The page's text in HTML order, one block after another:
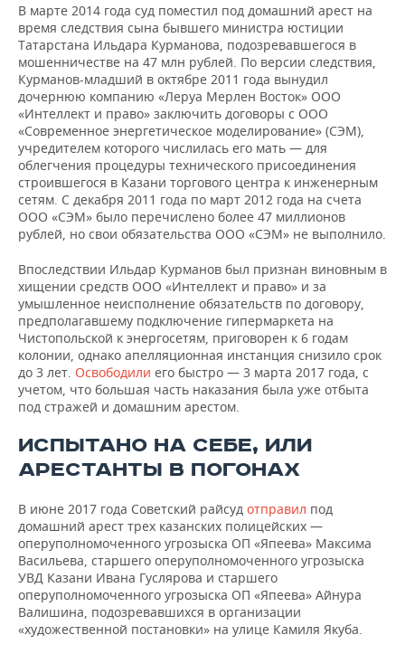
В марте 2014 года суд поместил под домашний арест на
время следствия сына бывшего министра юстиции
Татарстана Ильдара Курманова, подозревавшегося в
мошенничестве на 47 млн рублей. По версии следствия,
Курманов-младший в октябре 2011 года вынудил
дочернюю компанию «Леруа Мерлен Восток» ООО
«Интеллект и право» заключить договоры с ООО
«Современное энергетическое моделирование» (СЭМ),
учредителем которого числилась его мать — для
облегчения процедуры технического присоединения
строившегося в Казани торгового центра к инженерным
сетям. С декабря 2011 года по март 2012 года на счета
ООО «СЭМ» было перечислено более 47 миллионов
рублей, но свои обязательства ООО «СЭМ» не выполнило.
Впоследствии Ильдар Курманов был признан виновным в
хищении средств ООО «Интеллект и право» и за
умышленное неисполнение обязательств по договору,
предполагавшему подключение гипермаркета на
Чистопольской к энергосетям, приговорен к 6 годам
колонии, однако апелляционная инстанция снизило срок
до 3 лет. Освободили его быстро — 3 марта 2017 года, с
учетом, что большая часть наказания была уже отбыта
под стражей и домашним арестом.
ИСПЫТАНО НА СЕБЕ, ИЛИ
АРЕСТАНТЫ В ПОГОНАХ
В июне 2017 года Советский райсуд отправил под
домашний арест трех казанских полицейских —
оперуполномоченного угрозыска ОП «Япеева» Максима
Васильева, старшего оперуполномоченного угрозыска
УВД Казани Ивана Гуслярова и старшего
оперуполномоченного угрозыска ОП «Япеева» Айнура
Валишина, подозревавшихся в организации
«художественной постановки» на улице Камиля Якуба.